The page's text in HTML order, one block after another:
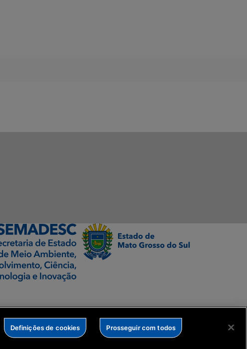
Definições de cookies Prosseguir com todos